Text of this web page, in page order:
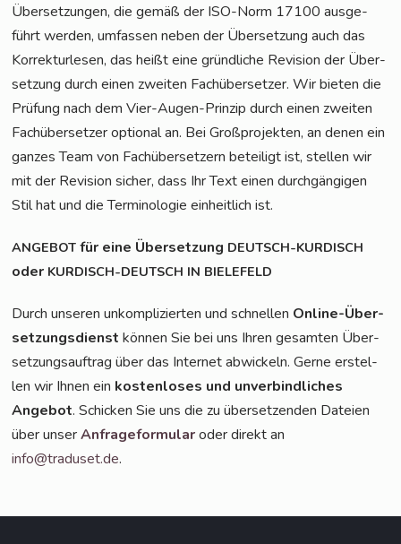
Über­set­zun­gen, die gemäß der ISO-Norm 17100 aus­ge­
führt wer­den, umfas­sen neben der Über­set­zung auch das
Kor­rek­tur­le­sen, das heißt eine gründ­li­che Revi­si­on der Über­
set­zung durch einen zwei­ten Fach­über­set­zer. Wir bie­ten die
Prü­fung nach dem Vier-Augen-Prin­zip durch einen zwei­ten
Fach­über­set­zer optio­nal an. Bei Groß­pro­jek­ten, an denen ein
gan­zes Team von Fach­über­set­zern betei­ligt ist, stel­len wir
mit der Revi­si­on sicher, dass Ihr Text einen durch­gän­gi­gen
Stil hat und die Ter­mi­no­lo­gie ein­heit­lich ist.
ANGEBOT für eine Über­set­zung DEUTSCH-KURDISCH
oder KURDISCH-DEUTSCH IN BIELEFELD
Durch unse­ren unkom­pli­zier­ten und schnel­len Online-Über­
set­zungs­dienst kön­nen Sie bei uns Ihren gesam­ten Über­
set­zungs­auf­trag über das Inter­net abwi­ckeln. Ger­ne erstel­
len wir Ihnen ein kos­ten­lo­ses und unver­bind­li­ches
Ange­bot. Schi­cken Sie uns die zu über­set­zen­den Datei­en
über unserAnfra­ge­for­mu­laroder direkt an
info@traduset.de.